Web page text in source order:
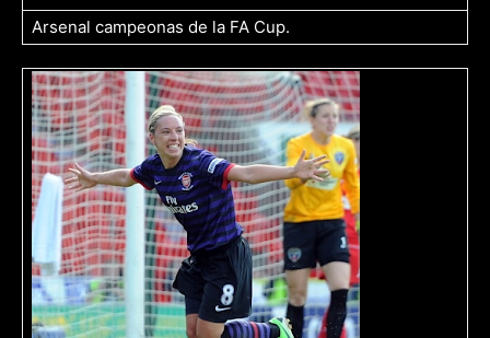
Arsenal campeonas de la FA Cup.